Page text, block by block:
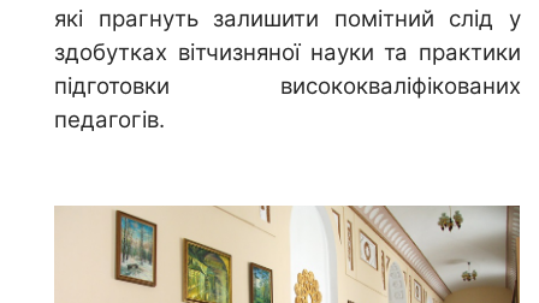
які прагнуть залишити помітний слід у
здобутках вітчизняної науки та практики
підготовки висококваліфікованих
педагогів.